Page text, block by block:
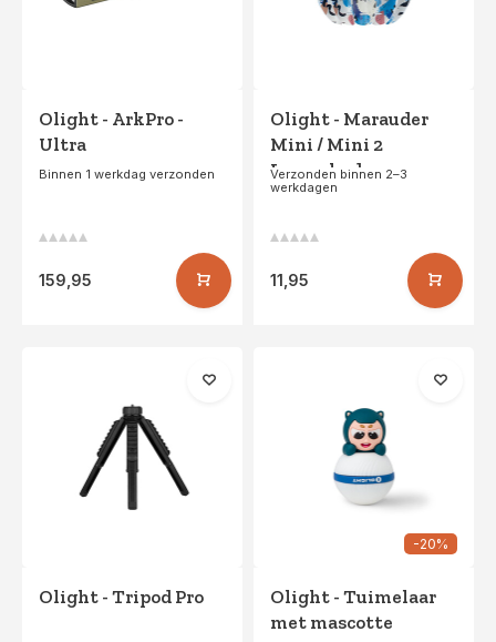
Olight - ArkPro -
Ultra
Binnen 1 werkdag verzonden
159,95
Olight - Marauder
Mini / Mini 2
Lampshade
Verzonden binnen 2–3
werkdagen
11,95
Olight - Tripod Pro
-20%
Olight - Tuimelaar
met mascotte